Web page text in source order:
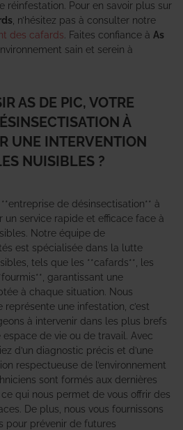
réinfestation. Pour en savoir plus sur
, n’hésitez pas à consulter notre
des cafards . Faites confiance à As
sain et serein à
AS DE PIC, VOTRE
À
UNE INTERVENTION
NUISIBLES ?
de désinsectisation** à
un service rapide et efficace face à
Notre équipe de
est spécialisée dans la lutte
tels que les **cafards**, les
garantissant une
à chaque situation. Nous
représente une infestation, c’est
à intervenir dans les plus brefs
de vie ou de travail. Avec
d’un diagnostic précis et d’une
respectueuse de l’environnement
sont formés aux dernières
qui nous permet de vous offrir des
De plus, nous vous fournissons
pour prévenir de futures